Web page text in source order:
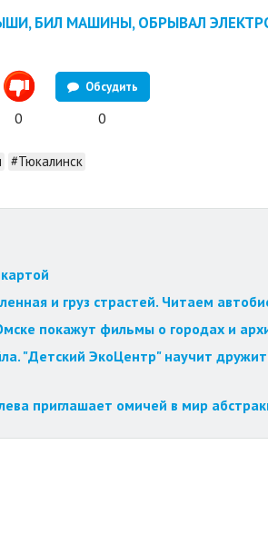
БИЛ МАШИНЫ, ОБРЫВАЛ
0
Обсудить
0
#Тюкалинск
и груз страстей. Читаем
покажут фильмы о городах и
"Детский ЭкоЦентр" научит
приглашает омичей в мир